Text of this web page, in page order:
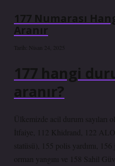
177 Numarası
Aranır
Tarih: Nisan 24, 2025
177 hangi
aranır?
Ülkemizde acil durum sayıları
İtfaiye, 112 Khidrand, 122
statüsü), 155 polis yardımı,
orman yangını ve 158 Sahil